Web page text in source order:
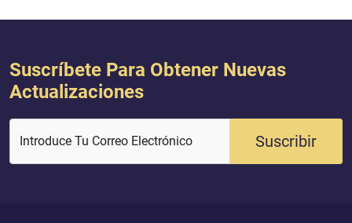
Suscríbete Para Obtener Nuevas
Actualizaciones
Introduce Tu Correo Electrónico Suscribir